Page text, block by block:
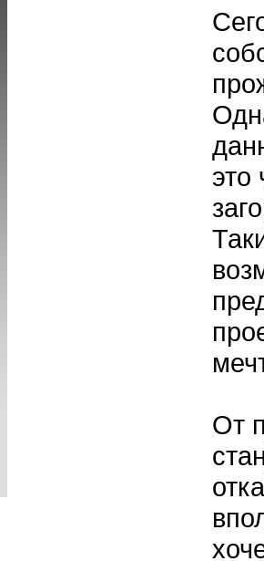
это
От